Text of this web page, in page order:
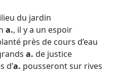
du jardin
a., il y a un espoir
près de cours d’eau
a. de justice
d’a. pousseront sur rives